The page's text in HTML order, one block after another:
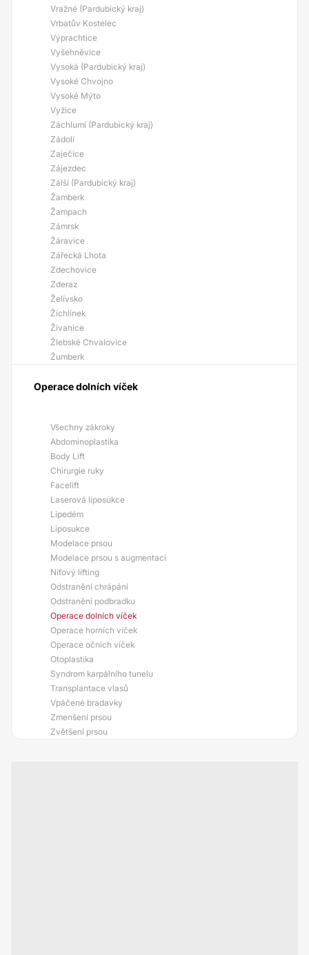
Vražné (Pardubický kraj)
Vrbatův Kostelec
Výprachtice
Vyšehněvice
Vysoká (Pardubický kraj)
Vysoké Chvojno
Vysoké Mýto
Vyžice
Záchlumí (Pardubický kraj)
Zádolí
Zaječice
Zájezdec
Zálší (Pardubický kraj)
Žamberk
Žampach
Zámrsk
Žáravice
Zářecká Lhota
Zdechovice
Zderaz
Želívsko
Žichlínek
Živanice
Žlebské Chvalovice
Žumberk
Operace dolních víček
Všechny zákroky
Abdominoplastika
Body Lift
Chirurgie ruky
Facelift
Laserová liposukce
Lipedém
Liposukce
Modelace prsou
Modelace prsou s augmentací
Niťový lifting
Odstranění chrápání
Odstranění podbradku
Operace dolních víček
Operace horních víček
Operace očních víček
Otoplastika
Syndrom karpálního tunelu
Transplantace vlasů
Vpáčené bradavky
Zmenšení prsou
Zvětšení prsou